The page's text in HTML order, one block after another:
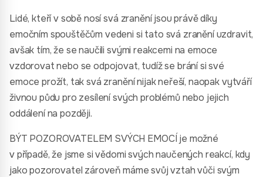
Lidé, kteří v sobě nosí svá zranění jsou právě díky
emočním spouštěčům vedeni si tato svá zranění uzdravit,
avšak tím, že se naučili svými reakcemi na emoce
vzdorovat nebo se odpojovat, tudíž se brání si své
emoce prožít, tak svá zranění nijak neřeší, naopak vytváří
živnou půdu pro zesílení svých problémů nebo jejich
oddálení na později.
BÝT POZOROVATELEM SVÝCH EMOCÍ je možné
v případě, že jsme si vědomi svých naučených reakcí, kdy
jako pozorovatel zároveň máme svůj vztah vůči svým